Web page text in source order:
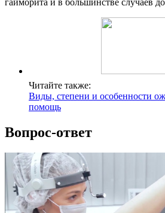
гайморита и в большинстве случаев
Читайте также:
Виды, степени и особенности
помощь
Вопрос-ответ